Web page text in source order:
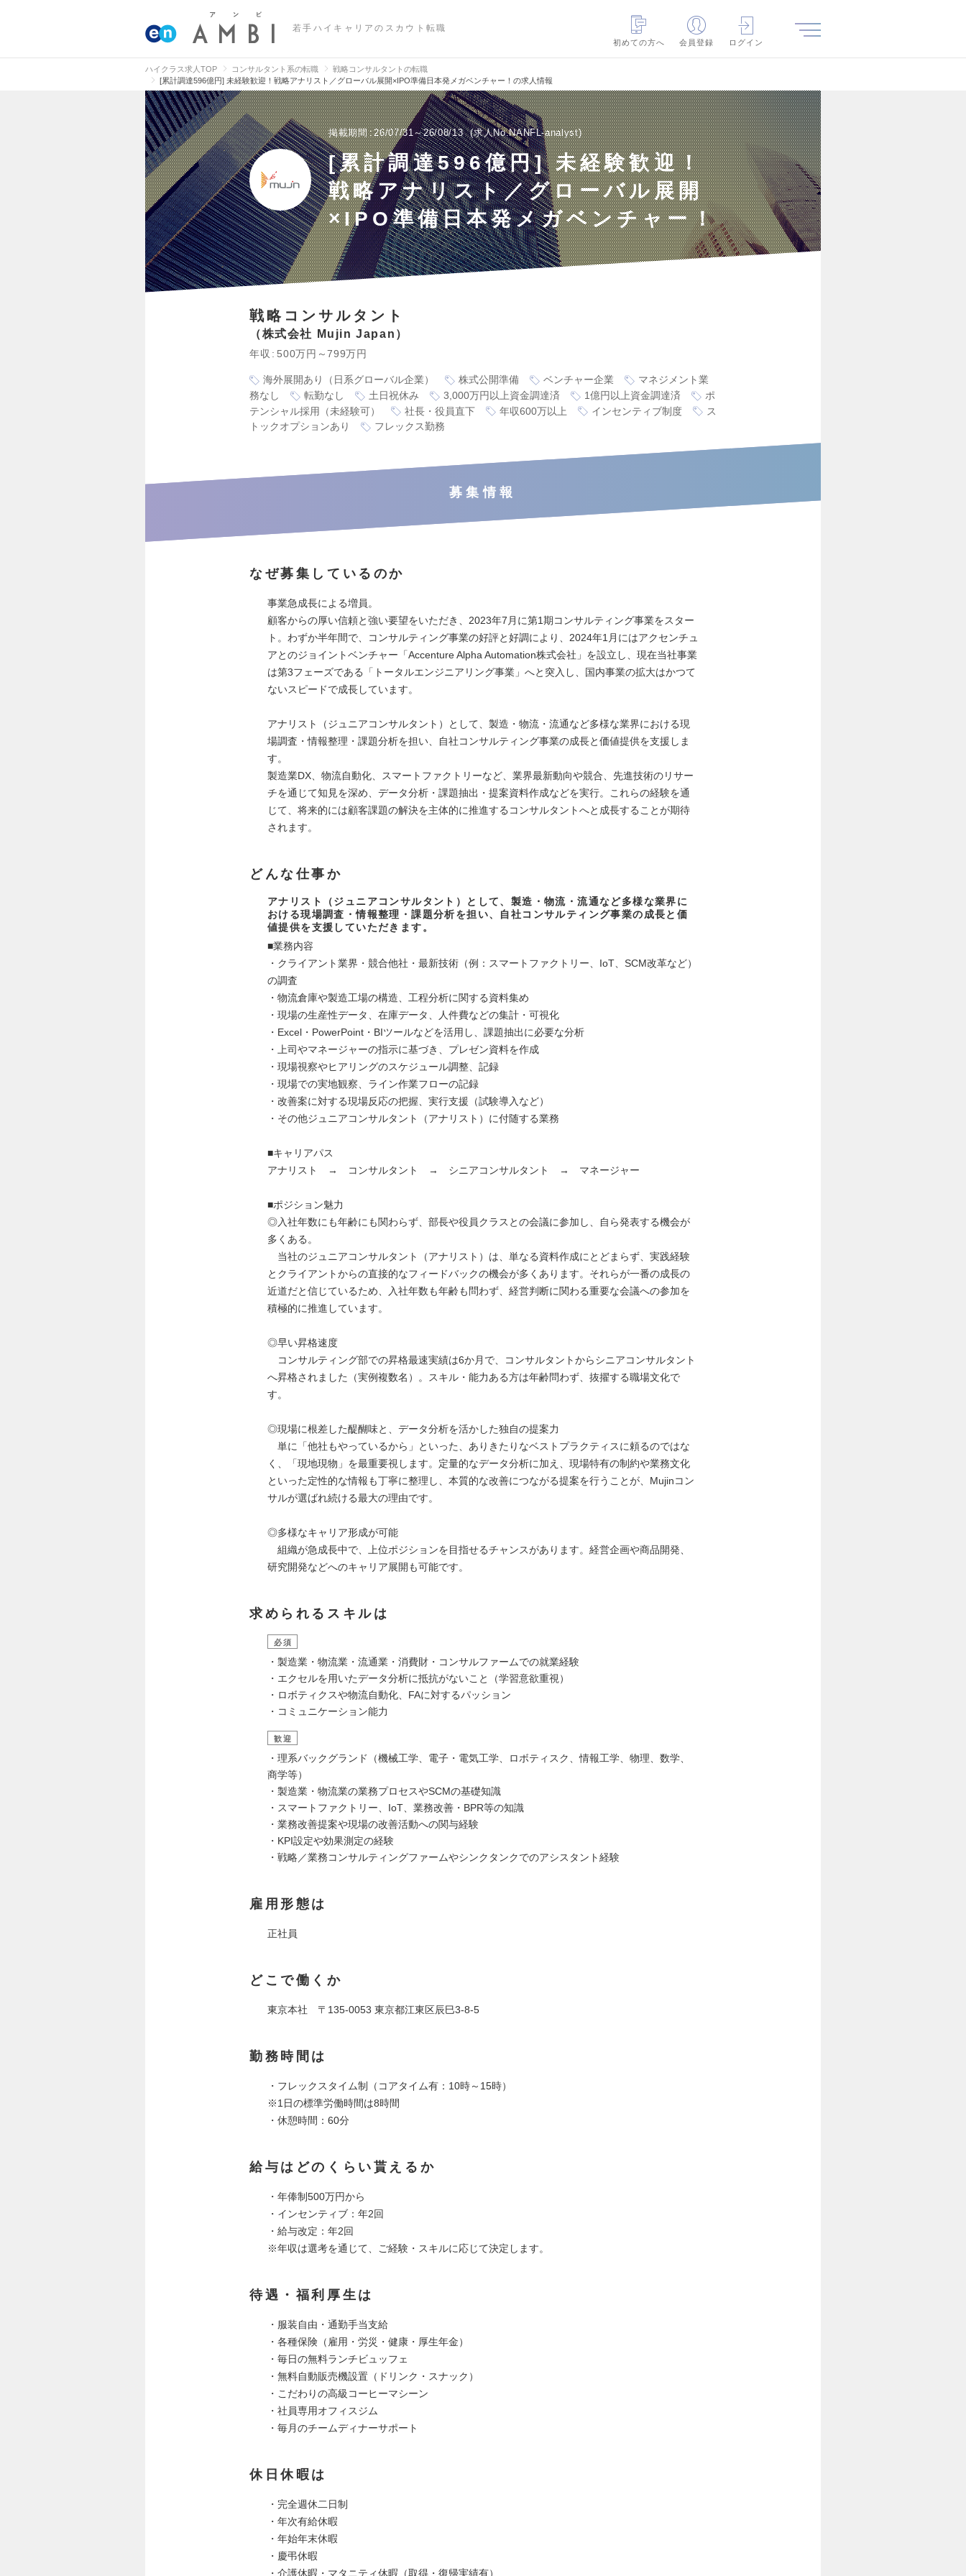
若手ハイキャリアのスカウト転職
初めての方へ
会員登録 ログイン
ハイクラス求人TOP コンサルタント系の転職
戦略コンサルタントの転職
[累計調達596億円] 未経験歓迎！戦略アナリスト／グローバル展開×IPO準備日本発メガベンチャー！の求人情報
掲載期間 26/07/31～26/08/13 求人No.NANFL-analyst
[累計調達596億円] 未経験歓迎！
戦略アナリスト／グローバル展開
×IPO準備日本発メガベンチャー！
戦略コンサルタント
株式会社 Mujin Japan
年収 500万円～799万円
海外展開あり（日系グローバル企業） 株式公開準備 ベンチャー企業
マネジメント業
務なし
転勤なし 土日祝休み 3,000万円以上資金調達済 1億円以上資金調達済
ポ
テンシャル採用（未経験可）
社長・役員直下 年収600万以上 インセンティブ制度
ス
トックオプションあり
フレックス勤務
募集情報
なぜ募集しているのか
事業急成長による増員。
顧客からの厚い信頼と強い要望をいただき、2023年7月に第1期コンサルティング事業をスター
ト。わずか半年間で、コンサルティング事業の好評と好調により、2024年1月にはアクセンチュ
アとのジョイントベンチャー「Accenture Alpha Automation株式会社」を設立し、現在当社事業
は第3フェーズである「トータルエンジニアリング事業」へと突入し、国内事業の拡大はかつて
ないスピードで成長しています。
アナリスト（ジュニアコンサルタント）として、製造・物流・流通など多様な業界における現
場調査・情報整理・課題分析を担い、自社コンサルティング事業の成長と価値提供を支援しま
す。
製造業DX、物流自動化、スマートファクトリーなど、業界最新動向や競合、先進技術のリサー
チを通じて知見を深め、データ分析・課題抽出・提案資料作成などを実行。これらの経験を通
じて、将来的には顧客課題の解決を主体的に推進するコンサルタントへと成長することが期待
されます。
どんな仕事か
アナリスト（ジュニアコンサルタント）として、製造・物流・流通など多様な業界に
おける現場調査・情報整理・課題分析を担い、自社コンサルティング事業の成長と価
値提供を支援していただきます。
■業務内容
・クライアント業界・競合他社・最新技術（例：スマートファクトリー、IoT、SCM改革など）
の調査
・物流倉庫や製造工場の構造、工程分析に関する資料集め
・現場の生産性データ、在庫データ、人件費などの集計・可視化
・Excel・PowerPoint・BIツールなどを活用し、課題抽出に必要な分析
・上司やマネージャーの指示に基づき、プレゼン資料を作成
・現場視察やヒアリングのスケジュール調整、記録
・現場での実地観察、ライン作業フローの記録
・改善案に対する現場反応の把握、実行支援（試験導入など）
・その他ジュニアコンサルタント（アナリスト）に付随する業務
■キャリアパス
アナリスト → コンサルタント → シニアコンサルタント → マネージャー
■ポジション魅力
◎入社年数にも年齢にも関わらず、部長や役員クラスとの会議に参加し、自ら発表する機会が
多くある。
当社のジュニアコンサルタント（アナリスト）は、単なる資料作成にとどまらず、実践経験
とクライアントからの直接的なフィードバックの機会が多くあります。それらが一番の成長の
近道だと信じているため、入社年数も年齢も問わず、経営判断に関わる重要な会議への参加を
積極的に推進しています。
◎早い昇格速度
コンサルティング部での昇格最速実績は6か月で、コンサルタントからシニアコンサルタント
へ昇格されました（実例複数名）。スキル・能力ある方は年齢問わず、抜擢する職場文化で
す。
◎現場に根差した醍醐味と、データ分析を活かした独自の提案力
単に「他社もやっているから」といった、ありきたりなベストプラクティスに頼るのではな
く、「現地現物」を最重要視します。定量的なデータ分析に加え、現場特有の制約や業務文化
といった定性的な情報も丁寧に整理し、本質的な改善につながる提案を行うことが、Mujinコン
サルが選ばれ続ける最大の理由です。
◎多様なキャリア形成が可能
組織が急成長中で、上位ポジションを目指せるチャンスがあります。経営企画や商品開発、
研究開発などへのキャリア展開も可能です。
求められるスキルは
必須
・製造業・物流業・流通業・消費財・コンサルファームでの就業経験
・エクセルを用いたデータ分析に抵抗がないこと（学習意欲重視）
・ロボティクスや物流自動化、FAに対するパッション
・コミュニケーション能力
歓迎
・理系バックグランド（機械工学、電子・電気工学、ロボティスク、情報工学、物理、数学、
商学等）
・製造業・物流業の業務プロセスやSCMの基礎知識
・スマートファクトリー、IoT、業務改善・BPR等の知識
・業務改善提案や現場の改善活動への関与経験
・KPI設定や効果測定の経験
・戦略／業務コンサルティングファームやシンクタンクでのアシスタント経験
雇用形態は
正社員
どこで働くか
東京本社 〒135-0053 東京都江東区辰巳3-8-5
勤務時間は
・フレックスタイム制（コアタイム有：10時～15時）
※1日の標準労働時間は8時間
・休憩時間：60分
給与はどのくらい貰えるか
・年俸制500万円から
・インセンティブ：年2回
・給与改定：年2回
※年収は選考を通じて、ご経験・スキルに応じて決定します。
待遇・福利厚生は
・服装自由・通勤手当支給
・各種保険（雇用・労災・健康・厚生年金）
・毎日の無料ランチビュッフェ
・無料自動販売機設置（ドリンク・スナック）
・こだわりの高級コーヒーマシーン
・社員専用オフィスジム
・毎月のチームディナーサポート
休日休暇は
・完全週休二日制
・年次有給休暇
・年始年末休暇
・慶弔休暇
・介護休暇・マタニティ休暇（取得・復帰実績有）